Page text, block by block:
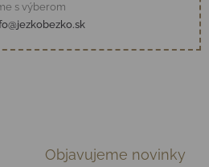
s výberom
Objavujeme novinky